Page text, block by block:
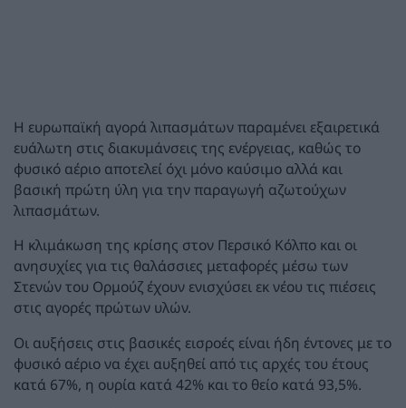
Η ευρωπαϊκή αγορά λιπασμάτων παραμένει εξαιρετικά
ευάλωτη στις διακυμάνσεις της ενέργειας, καθώς το
φυσικό αέριο αποτελεί όχι μόνο καύσιμο αλλά και
βασική πρώτη ύλη για την παραγωγή αζωτούχων
λιπασμάτων.
Η κλιμάκωση της κρίσης στον Περσικό Κόλπο και οι
ανησυχίες για τις θαλάσσιες μεταφορές μέσω των
Στενών του Ορμούζ έχουν ενισχύσει εκ νέου τις πιέσεις
στις αγορές πρώτων υλών.
Οι αυξήσεις στις βασικές εισροές είναι ήδη έντονες με το
φυσικό αέριο να έχει αυξηθεί από τις αρχές του έτους
κατά 67%, η ουρία κατά 42% και το θείο κατά 93,5%.